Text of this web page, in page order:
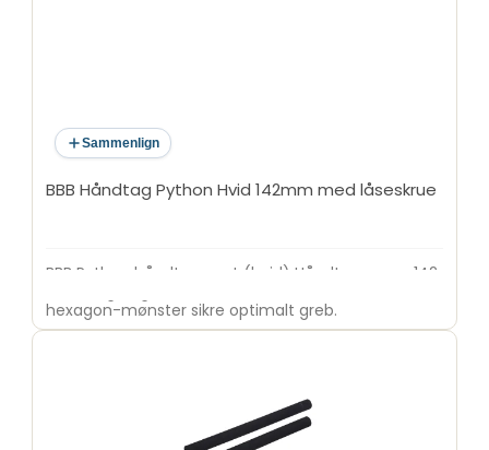
Sammenlign
BBB Håndtag Python Hvid 142mm med låseskrue
BBB Python håndtagssæt (hvid) Håndtagene er 142
hexagon-mønster sikre optimalt greb.